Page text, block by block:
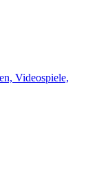
Videospiele,